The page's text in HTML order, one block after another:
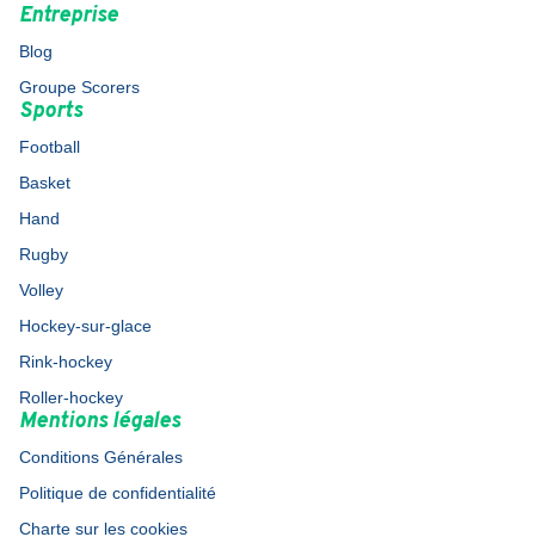
Entreprise
Blog
Groupe Scorers
Sports
Football
Basket
Hand
Rugby
Volley
Hockey-sur-glace
Rink-hockey
Roller-hockey
Mentions légales
Conditions Générales
Politique de confidentialité
Charte sur les cookies